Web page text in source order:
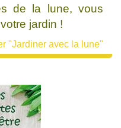
de la lune, vous
jardin !
"Jardiner avec la lune"